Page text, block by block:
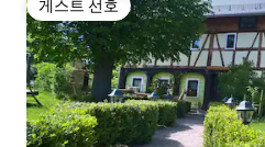
게스트 선호
게스트 선호